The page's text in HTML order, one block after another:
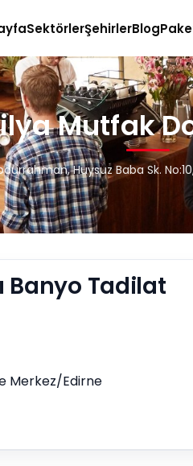
SektörlerŞehirlerBlog
Mutfak
Huysuz Baba Sk.
Banyo Tadilat
Merkez/Edirne